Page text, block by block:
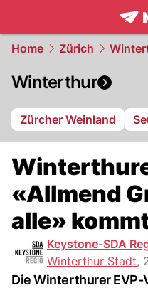
Home Zürich
Winterthur
Zürcher Weinland
«Allmend
alle»
Keystone-SDA
Winterthur Stadt,
Die Winterthurer